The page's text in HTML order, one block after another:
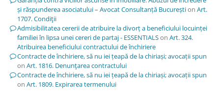
și răspunderea asociatului – Avocat Consultanță Bucureștion Art.
1707. Condiţii
Admisibilitatea cererii de atribuire la divorț a beneficiului locuinței
familiei în lipsa unei cereri de partaj - ESSENTIALSon Art. 324.
Atribuirea beneficiului contractului de închiriere
Contracte de închiriere, să nu iei țeapă de la chiriași; avocații spun
on Art. 1816. Denunţarea contractului
Contracte de închiriere, să nu iei țeapă de la chiriași; avocații spun
on Art. 1809. Expirarea termenului